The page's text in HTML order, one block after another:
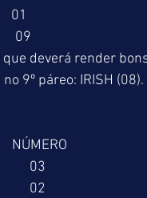
01
09
deverá render
9º páreo: IRISH (08).
NÚMERO
03
02